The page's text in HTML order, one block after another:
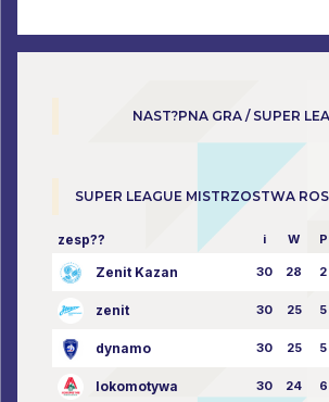
NAST?PNA GRA / SUPER
SUPER LEAGUE MISTRZOSTWA
zesp?? i W P
Zenit Kazan 30 28 2
zenit 30 25 5
dynamo 30 25 5
lokomotywa 30 24 6